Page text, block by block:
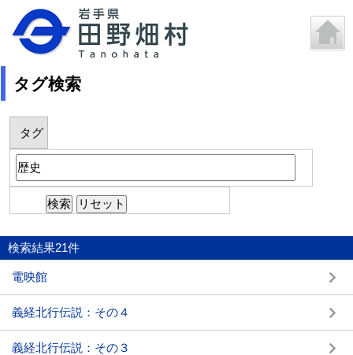
タグ検索
タグ
検索結果21件
電映館
義経北行伝説：その４
義経北行伝説：その３